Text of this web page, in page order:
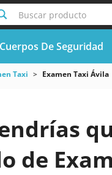
Buscar producto
Cuerpos De Seguridad
Taxi Examen Taxi Ávila
de